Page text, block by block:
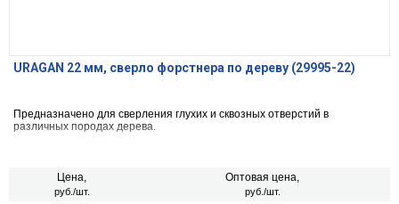
URAGAN 22 мм, cверло форстнера по дереву (29995-22)
Предназначено для сверления глухих и сквозных отверстий в
различных породах дерева.
Цена,
руб./шт.
Оптовая цена,
руб./шт.